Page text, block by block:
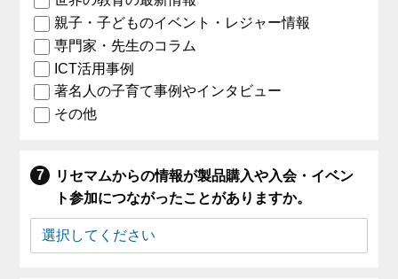
親子・子どものイベント・レジャー情報
専門家・先生のコラム
ICT活用事例
著名人の子育て事例やインタビュー
その他
リセマムからの情報が製品購入や入会・イベン
ト参加につながったことがありますか。